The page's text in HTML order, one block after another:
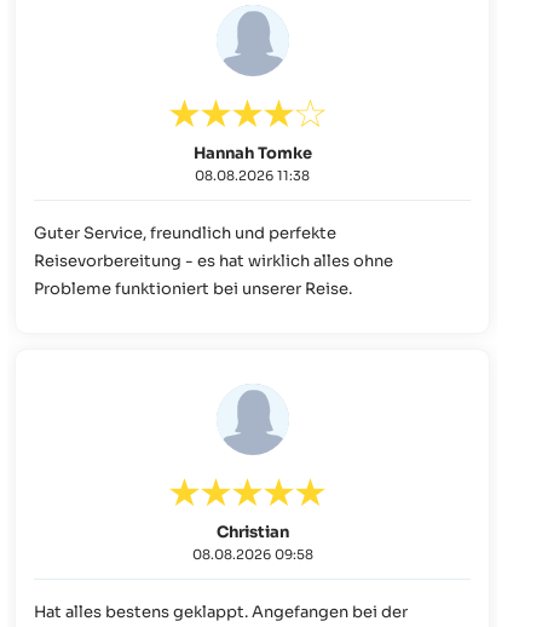
Hannah Tomke
08.08.2026 11:38
Guter Service, freundlich und perfekte
Reisevorbereitung - es hat wirklich alles ohne
Probleme funktioniert bei unserer Reise.
Christian
08.08.2026 09:58
Hat alles bestens geklappt. Angefangen bei der